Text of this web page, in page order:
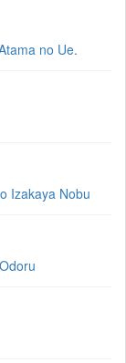
no Ue.
Izakaya Nobu